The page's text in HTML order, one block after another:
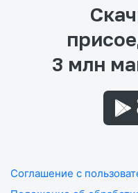
3 млн
Соглашение с